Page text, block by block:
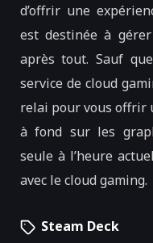
d’offrir une
est destinée à
après tout. Sauf
service de cloud
relai pour vous offrir
à fond sur les
seule à l’heure
avec le cloud gaming.
Steam Deck